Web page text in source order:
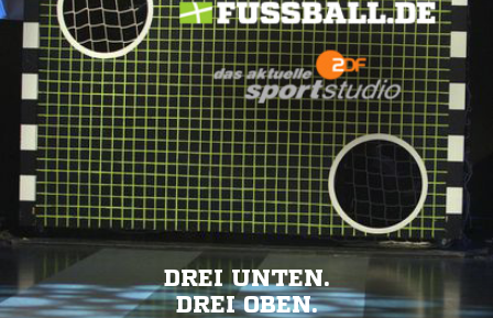
DREI UNTEN.
DREI OBEN.